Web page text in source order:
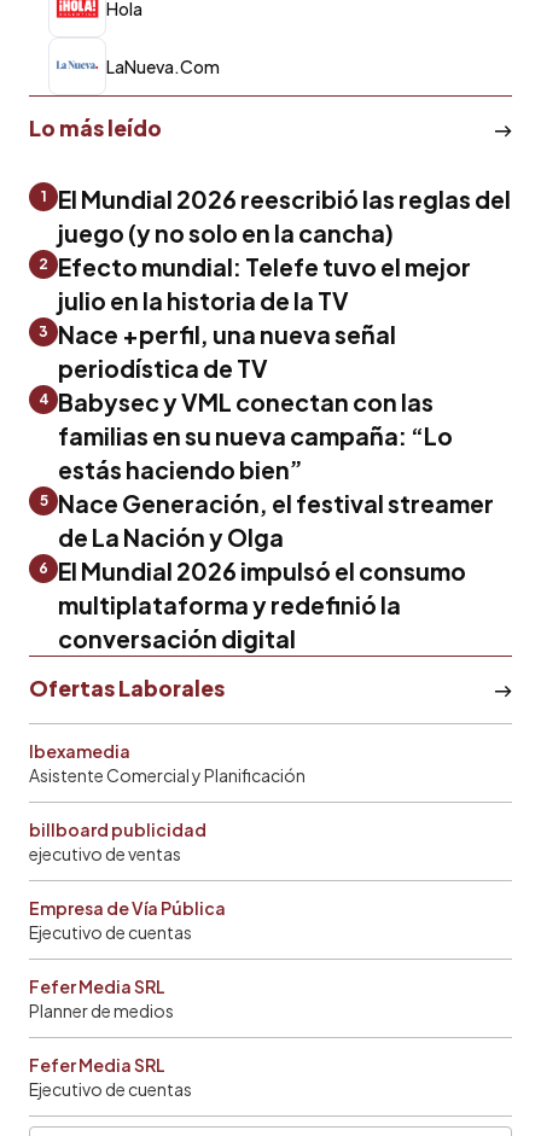
Hola
LaNueva.Com
Lo más leído
1
El Mundial 2026 reescribió las reglas del
juego (y no solo en la cancha)
2
Efecto mundial: Telefe tuvo el mejor
julio en la historia de la TV
3
Nace +perfil, una nueva señal
periodística de TV
4 Babysec y VML conectan con las
familias en su nueva campaña: “Lo
estás haciendo bien”
5
Nace Generación, el festival streamer
de La Nación y Olga
6
El Mundial 2026 impulsó el consumo
multiplataforma y redefinió la
conversación digital
Ofertas Laborales
Ibexamedia
Asistente Comercial y Planificación
billboard publicidad
ejecutivo de ventas
Empresa de Vía Pública
Ejecutivo de cuentas
Fefer Media SRL
Planner de medios
Fefer Media SRL
Ejecutivo de cuentas